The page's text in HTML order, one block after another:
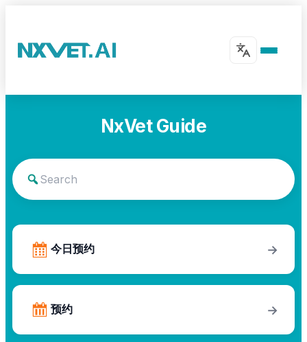
NxVet Guide
今日预约 →
预约 →